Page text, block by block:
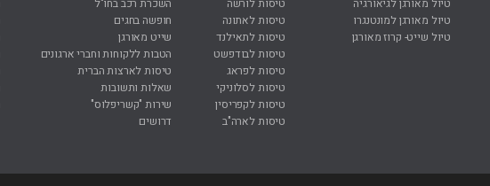
טיול מאורגן למונטנגרו
טיול שייט- קרוז מאורגן
טיסות לאתונה
טיסות לתאילנד
טיסות לבודפשט
טיסות לפראג
טיסות לסלוניקי
טיסות לקפריסין
טיסות לארה"ב
חופשה בחגים
שייט מאורגן
הטבות ללקוחות וחברי ארגונים
טיסות לארצות הברית
שאלות ותשובות
שירות "קשריפלוס"
דרושים